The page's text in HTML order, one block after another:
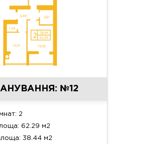
№12
2
62.29 м2
38.44 м2